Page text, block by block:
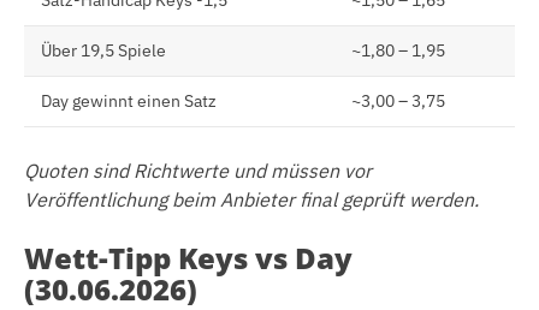
Über 19,5 Spiele ~1,80 – 1,95
Day gewinnt einen Satz ~3,00 – 3,75
Quoten sind Richtwerte und müssen vor
Veröffentlichung beim Anbieter final geprüft werden.
Wett-Tipp Keys vs Day
(30.06.2026)